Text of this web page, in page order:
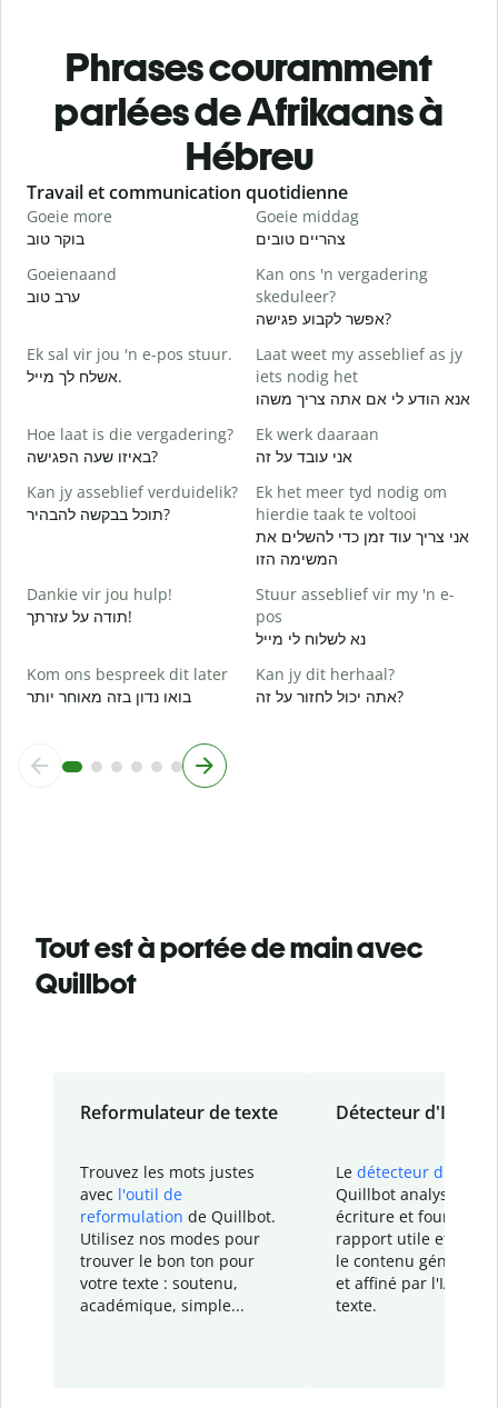
Phrases couramment
parlées de Afrikaans à
Hébreu
Slide 1 of 6
Travail et communication quotidienne
Goeie more
בוקר טוב
Goeie middag
צהריים טובים
Goeienaand
ערב טוב
Kan ons 'n vergadering
skeduleer?
אפשר לקבוע פגישה?
Ek sal vir jou 'n e-pos stuur.
אשלח לך מייל.
Laat weet my asseblief as jy
iets nodig het
אנא הודע לי אם אתה צריך משהו
Hoe laat is die vergadering?
באיזו שעה הפגישה?
Ek werk daaraan
אני עובד על זה
Kan jy asseblief verduidelik?
תוכל בבקשה להבהיר?
Ek het meer tyd nodig om
hierdie taak te voltooi
אני צריך עוד זמן כדי להשלים את
המשימה הזו
Dankie vir jou hulp!
תודה על עזרתך!
Stuur asseblief vir my 'n e-
pos
נא לשלוח לי מייל
Kom ons bespreek dit later
בואו נדון בזה מאוחר יותר
Kan jy dit herhaal?
אתה יכול לחזור על זה?
Tout est à portée de main avec
Quillbot
Reformulateur de texte
Trouvez les mots justes
avec l'outil de
reformulation de Quillbot.
Utilisez nos modes pour
trouver le bon ton pour
votre texte : soutenu,
académique, simple...
Détecteur d'IA
Le détecteur d'IA
Quillbot analyse votre
écriture et fournit un
rapport utile et
le contenu généré
et affiné par l'IA
texte.